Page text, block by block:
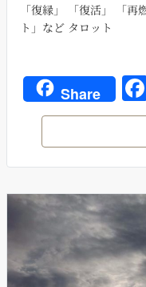
「復縁」 「復活」 「
ト」など タロット
Share